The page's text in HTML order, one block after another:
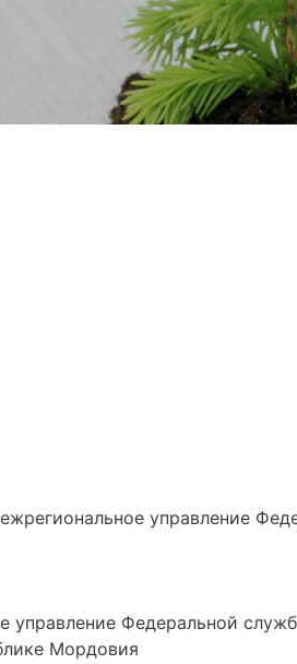
управление
управление Федеральной
Мордовия